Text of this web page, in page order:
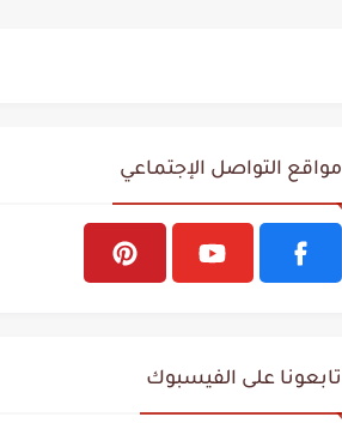
مواقع التواصل الإجتماعي
تابعونا على الفيسبوك